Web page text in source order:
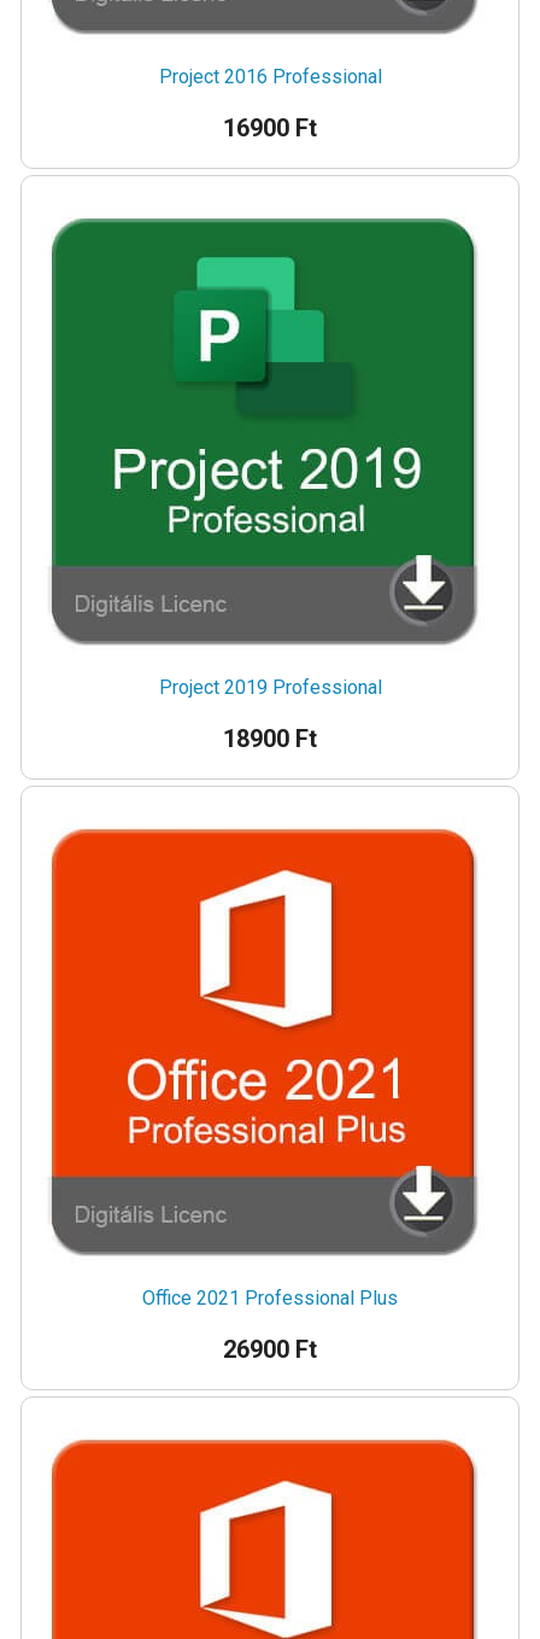
Project 2016 Professional
16900 Ft
Project 2019 Professional
18900 Ft
Office 2021 Professional Plus
26900 Ft